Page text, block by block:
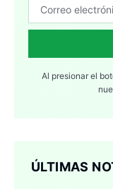
Al presionar el
ÚLTIMAS